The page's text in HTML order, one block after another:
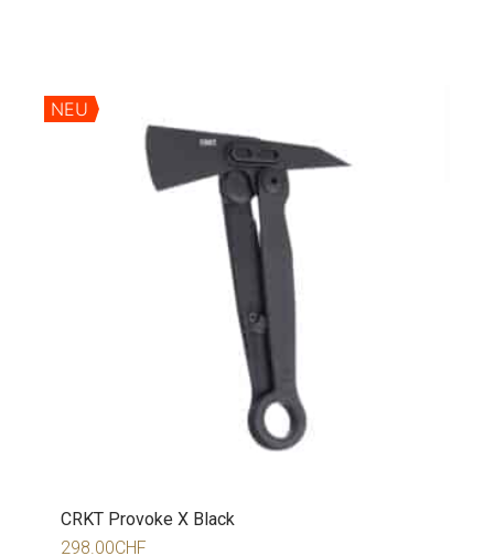
NEU
CRKT Provoke X Black
298.00CHF